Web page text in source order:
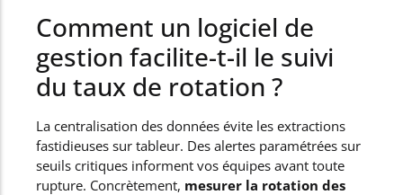
Comment un logiciel de
gestion facilite-t-il le suivi
du taux de rotation ?
La centralisation des données évite les extractions
fastidieuses sur tableur. Des alertes paramétrées sur
seuils critiques informent vos équipes avant toute
rupture. Concrètement, mesurer la rotation des